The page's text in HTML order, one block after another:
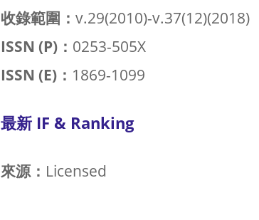
收錄範圍： v.29(2010)-v.37(12)(2018)
ISSN (P)： 0253-505X
ISSN (E)： 1869-1099
最新 IF & Ranking
來源： Licensed